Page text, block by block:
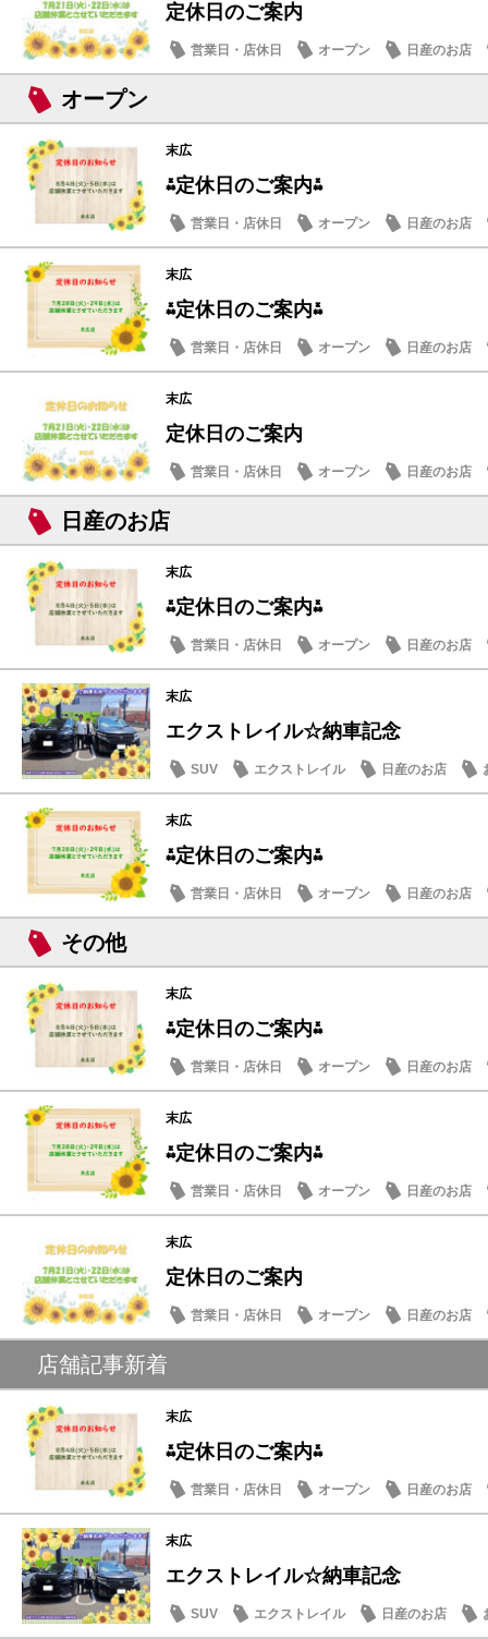
定休日のご案内
営業日・店休日 オープン 日産のお店
オープン
末広
⁂定休日のご案内⁂
営業日・店休日 オープン 日産のお店
末広
⁂定休日のご案内⁂
営業日・店休日 オープン 日産のお店
末広
定休日のご案内
営業日・店休日 オープン 日産のお店
日産のお店
末広
⁂定休日のご案内⁂
営業日・店休日 オープン 日産のお店
末広
エクストレイル☆納車記念
SUV エクストレイル 日産のお店
末広
⁂定休日のご案内⁂
営業日・店休日 オープン 日産のお店
その他
末広
⁂定休日のご案内⁂
営業日・店休日 オープン 日産のお店
末広
⁂定休日のご案内⁂
営業日・店休日 オープン 日産のお店
末広
定休日のご案内
営業日・店休日 オープン 日産のお店
店舗記事新着
末広
⁂定休日のご案内⁂
営業日・店休日 オープン 日産のお店
末広
エクストレイル☆納車記念
SUV エクストレイル 日産のお店